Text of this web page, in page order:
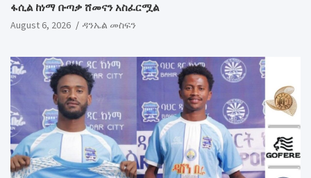
ፋሲል ከነማ ቡጣቃ ሸመናን አስፈርሟል
August 6, 2026 ዳንኤል መስፍን